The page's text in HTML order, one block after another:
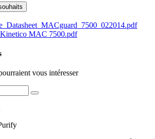
MAC 7500.pdf
vous intéresser